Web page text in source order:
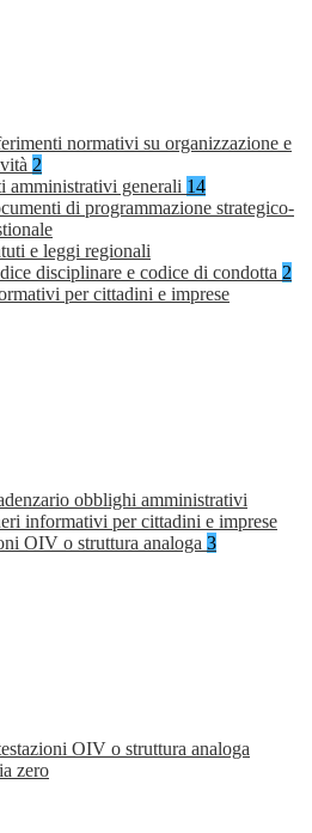
normativi su organizzazione e
2
amministrativi generali 14
di programmazione strategico-
e leggi regionali
disciplinare e codice di condotta 2
per cittadini e imprese
obblighi amministrativi
informativi per cittadini e imprese
OIV o struttura analoga 3
OIV o struttura analoga
zero